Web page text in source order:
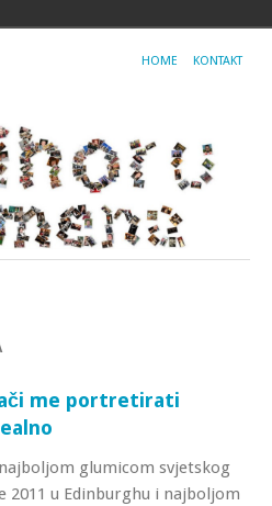
HOME KONTAKT
me portretirati
glumicom svjetskog
2011 u Edinburghu i najboljom